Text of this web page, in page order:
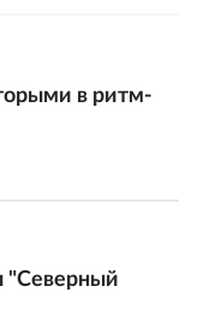
в ритм-
"Северный